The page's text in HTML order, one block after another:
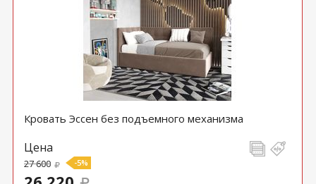
Кровать Эссен без подъемного механизма
Цена
27 600 -5%